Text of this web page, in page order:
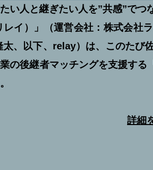
い人と継ぎたい人を”共感”で
レイ）」（運営会社：株式会社
太、以下、relay）は、このたび
の後継者マッチングを支援す
詳細